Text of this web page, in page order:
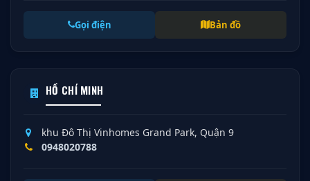
Gọi điện Bản đồ
HỒ CHÍ MINH
khu Đô Thị Vinhomes Grand Park, Quận 9
0948020788